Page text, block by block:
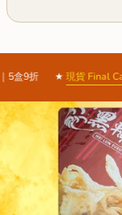
：數量有限！ ★輝葉：